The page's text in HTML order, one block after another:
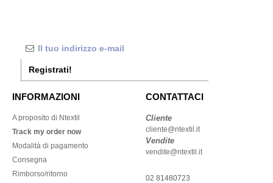
Registrati!
INFORMAZIONI
A proposito di Ntextil
Track my order now
Modalità di pagamento
Consegna
Rimborso/ritorno
CONTATTACI
Cliente
cliente@ntextil.it
Vendite
vendite@ntextil.it
02 81480723